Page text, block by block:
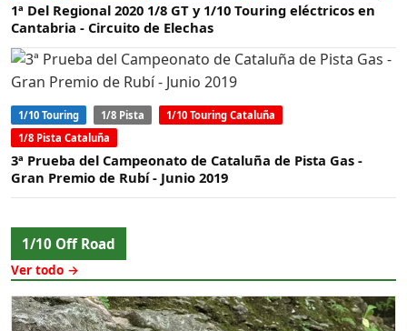
1ª Del Regional 2020 1/8 GT y 1/10 Touring eléctricos en
Cantabria - Circuito de Elechas
1/10 Touring 1/8 Pista
1/10 Touring Cataluña
1/8 Pista Cataluña
3ª Prueba del Campeonato de Cataluña de Pista Gas -
Gran Premio de Rubí - Junio 2019
1/10 Off Road
Ver todo →